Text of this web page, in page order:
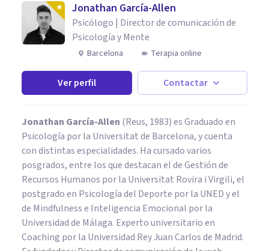
Jonathan García-Allen
Psicólogo | Director de comunicación de
Psicología y Mente
Barcelona Terapia online
Ver perfil Contactar
Jonathan García-Allen (Reus, 1983) es Graduado en
Psicología por la Universitat de Barcelona, y cuenta
con distintas especialidades. Ha cursado varios
posgrados, entre los que destacan el de Gestión de
Recursos Humanos por la Universitat Rovira i Virgili, el
postgrado en Psicología del Deporte por la UNED y el
de Mindfulness e Inteligencia Emocional por la
Universidad de Málaga. Experto universitario en
Coaching por la Universidad Rey Juan Carlos de Madrid.